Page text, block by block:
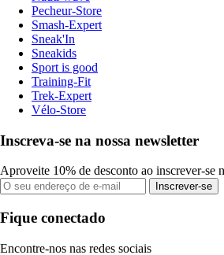
Pecheur-Store
Smash-Expert
Sneak'In
Sneakids
Sport is good
Training-Fit
Trek-Expert
Vélo-Store
Inscreva-se na nossa newsletter
Aproveite 10% de desconto ao inscrever-se
Inscrever-se
Fique conectado
Encontre-nos nas redes sociais